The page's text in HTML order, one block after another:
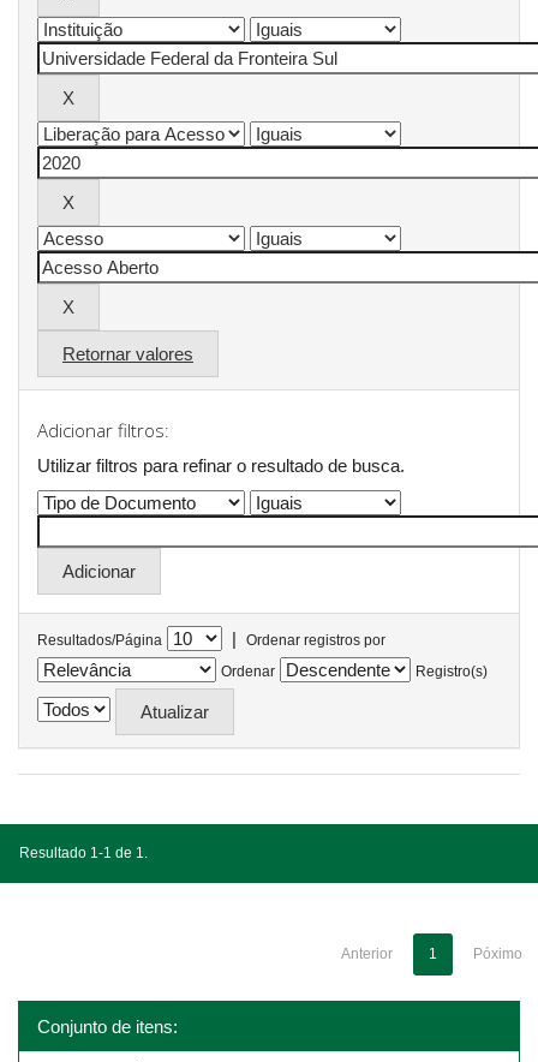
Retornar valores
Adicionar filtros:
Utilizar filtros para refinar o resultado de busca.
Resultados/Página |
Ordenar registros por
Ordenar
Registro(s)
Resultado 1-1 de 1.
Anterior 1 Póximo
Conjunto de itens: